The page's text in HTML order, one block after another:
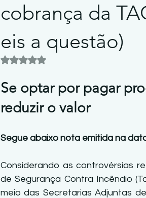
cobrança da
eis a questão)
Avaliado com NaN de 5 estrelas.
Se optar por pagar
reduzir o valor
Segue abaixo nota emitida na
Considerando as controvérsias
de Segurança Contra Incêndio
meio das Secretarias Adjuntas